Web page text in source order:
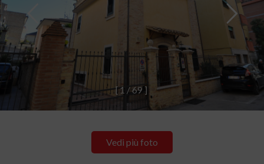
[1 /69 ]
Vedi più foto